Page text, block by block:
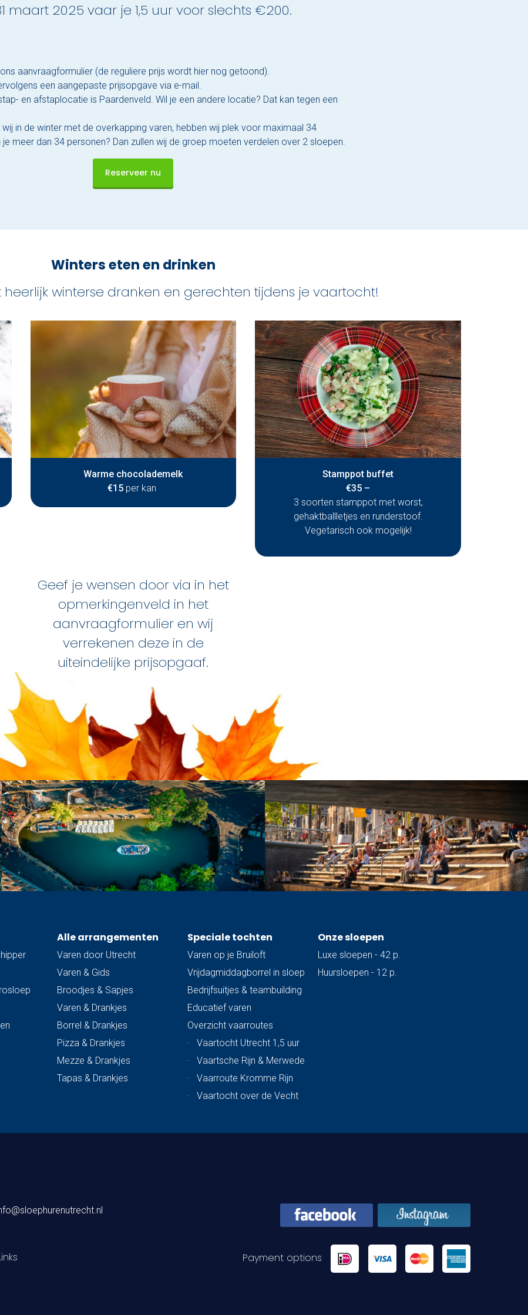
maart 2025 vaar je 1,5 uur voor slechts €200.
aanvraagformulier (de reguliere prijs wordt hier nog getoond).
een aangepaste prijsopgave via e-mail.
en afstaplocatie is Paardenveld. Wil je een andere locatie? Dat kan tegen een
in de winter met de overkapping varen, hebben wij plek voor maximaal 34
je meer dan 34 personen? Dan zullen wij de groep moeten verdelen over 2 sloepen.
Reserveer nu
Winters eten en drinken
winterse dranken en gerechten tijdens je vaartocht!
Warme chocolademelk
€15 per kan
Stamppot buffet
€35 –
3 soorten stamppot met worst,
gehaktballletjes en runderstoof.
Vegetarisch ook mogelijk!
Geef je wensen door via in het
opmerkingenveld in het
aanvraagformulier en wij
verrekenen deze in de
uiteindelijke prijsopgaaf.
Alle arrangementen
Varen door Utrecht
Varen & Gids
Broodjes & Sapjes
Varen & Drankjes
Borrel & Drankjes
Pizza & Drankjes
Mezze & Drankjes
Tapas & Drankjes
Speciale tochten
Varen op je Bruiloft
Vrijdagmiddagborrel in sloep
Bedrijfsuitjes & teambuilding
Educatief varen
Overzicht vaarroutes
·
Vaartocht Utrecht 1,5 uur
·
Vaartsche Rijn & Merwede
·
Vaarroute Kromme Rijn
·
Vaartocht over de Vecht
Onze sloepen
Luxe sloepen - 42 p.
Huursloepen - 12 p.
Payment options